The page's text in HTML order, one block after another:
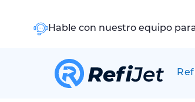
Hable con nuestro equipo